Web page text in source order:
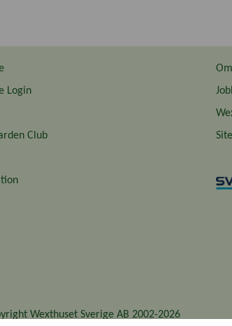
Login
Club
Wexthuset Sverige AB 2002-2026